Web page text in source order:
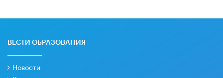
ВЕСТИ ОБРАЗОВАНИЯ
Новости